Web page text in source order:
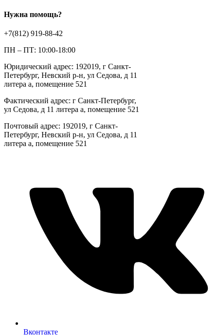
Нужна помощь?
+7(812) 919-88-42
ПН – ПТ: 10:00-18:00
Юридический адрес: 192019, г Санкт-
Петербург, Невский р-н, ул Седова, д 11
литера а, помещение 521
Фактический адрес: г Санкт-Петербург,
ул Седова, д 11 литера а, помещение 521
Почтовый адрес: 192019, г Санкт-
Петербург, Невский р-н, ул Седова, д 11
литера а, помещение 521
Вконтакте